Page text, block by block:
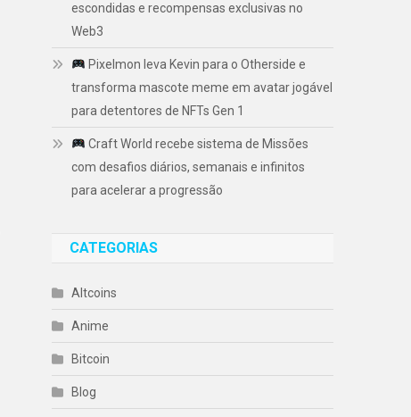
escondidas e recompensas exclusivas no
Web3
Pixelmon leva Kevin para o Otherside e
transforma mascote meme em avatar jogável
para detentores de NFTs Gen 1
Craft World recebe sistema de Missões
com desafios diários, semanais e infinitos
para acelerar a progressão
CATEGORIAS
Altcoins
Anime
Bitcoin
Blog